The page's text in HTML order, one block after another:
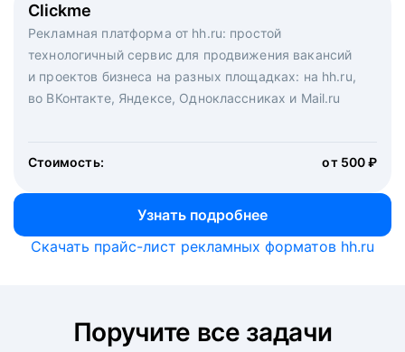
Clickme
Рекламная платформа от hh.ru: простой
технологичный сервис для продвижения вакансий
и проектов бизнеса на разных площадках: на hh.ru,
во ВКонтакте, Яндексе, Одноклассниках и Mail.ru
Стоимость: от 500 ₽
Узнать подробнее
Вакансия дня
Рекламный формат для вакансий на главной странице
hh.ru. Увеличивает количество откликов
Массовый подбор под ключ. Решите, сколько
кандидатов и когда вам нужно, и за дело возьмутся
маркетологи, рекрутеры и проектные менеджеры
hh.ru с целым набором digital-инструментов
Скачать прайс-лист рекламных форматов hh.ru